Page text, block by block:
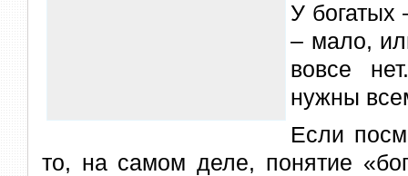
У богатых
– мало,
вовсе
нужны
Если
то, на самом деле, понятие